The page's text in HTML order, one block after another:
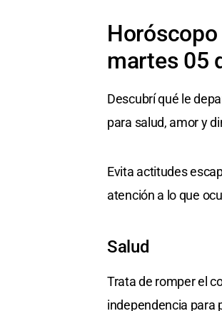
martes 05
Descubrí qué le
para salud, amor y
Evita actitudes
atención a lo que
Salud
Trata de romper el
independencia para